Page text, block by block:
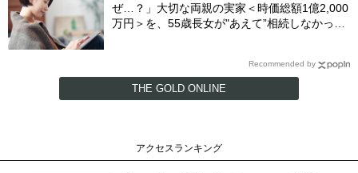
ぜ…？」大切な両親の実家＜時価総額1億2,000
万円＞を、55歳長女が"あえて”相続しなかった
Recommended by
THE GOLD ONLINE
アクセスランキング